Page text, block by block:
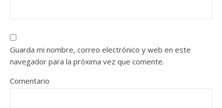
Guarda mi nombre, correo electrónico y web en este
navegador para la próxima vez que comente.
Comentario